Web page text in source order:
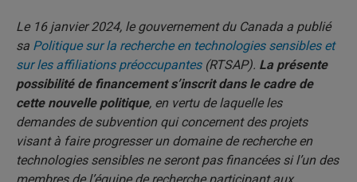
Le 16 janvier 2024, le gouvernement du Canada a publié
sa Politique sur la recherche en technologies sensibles et
sur les affiliations préoccupantes(RTSAP). La présente
possibilité de financement s’inscrit dans le cadre de
cette nouvelle politique, en vertu de laquelle les
demandes de subvention qui concernent des projets
visant à faire progresser un domaine de recherche en
technologies sensibles ne seront pas financées si l’un des